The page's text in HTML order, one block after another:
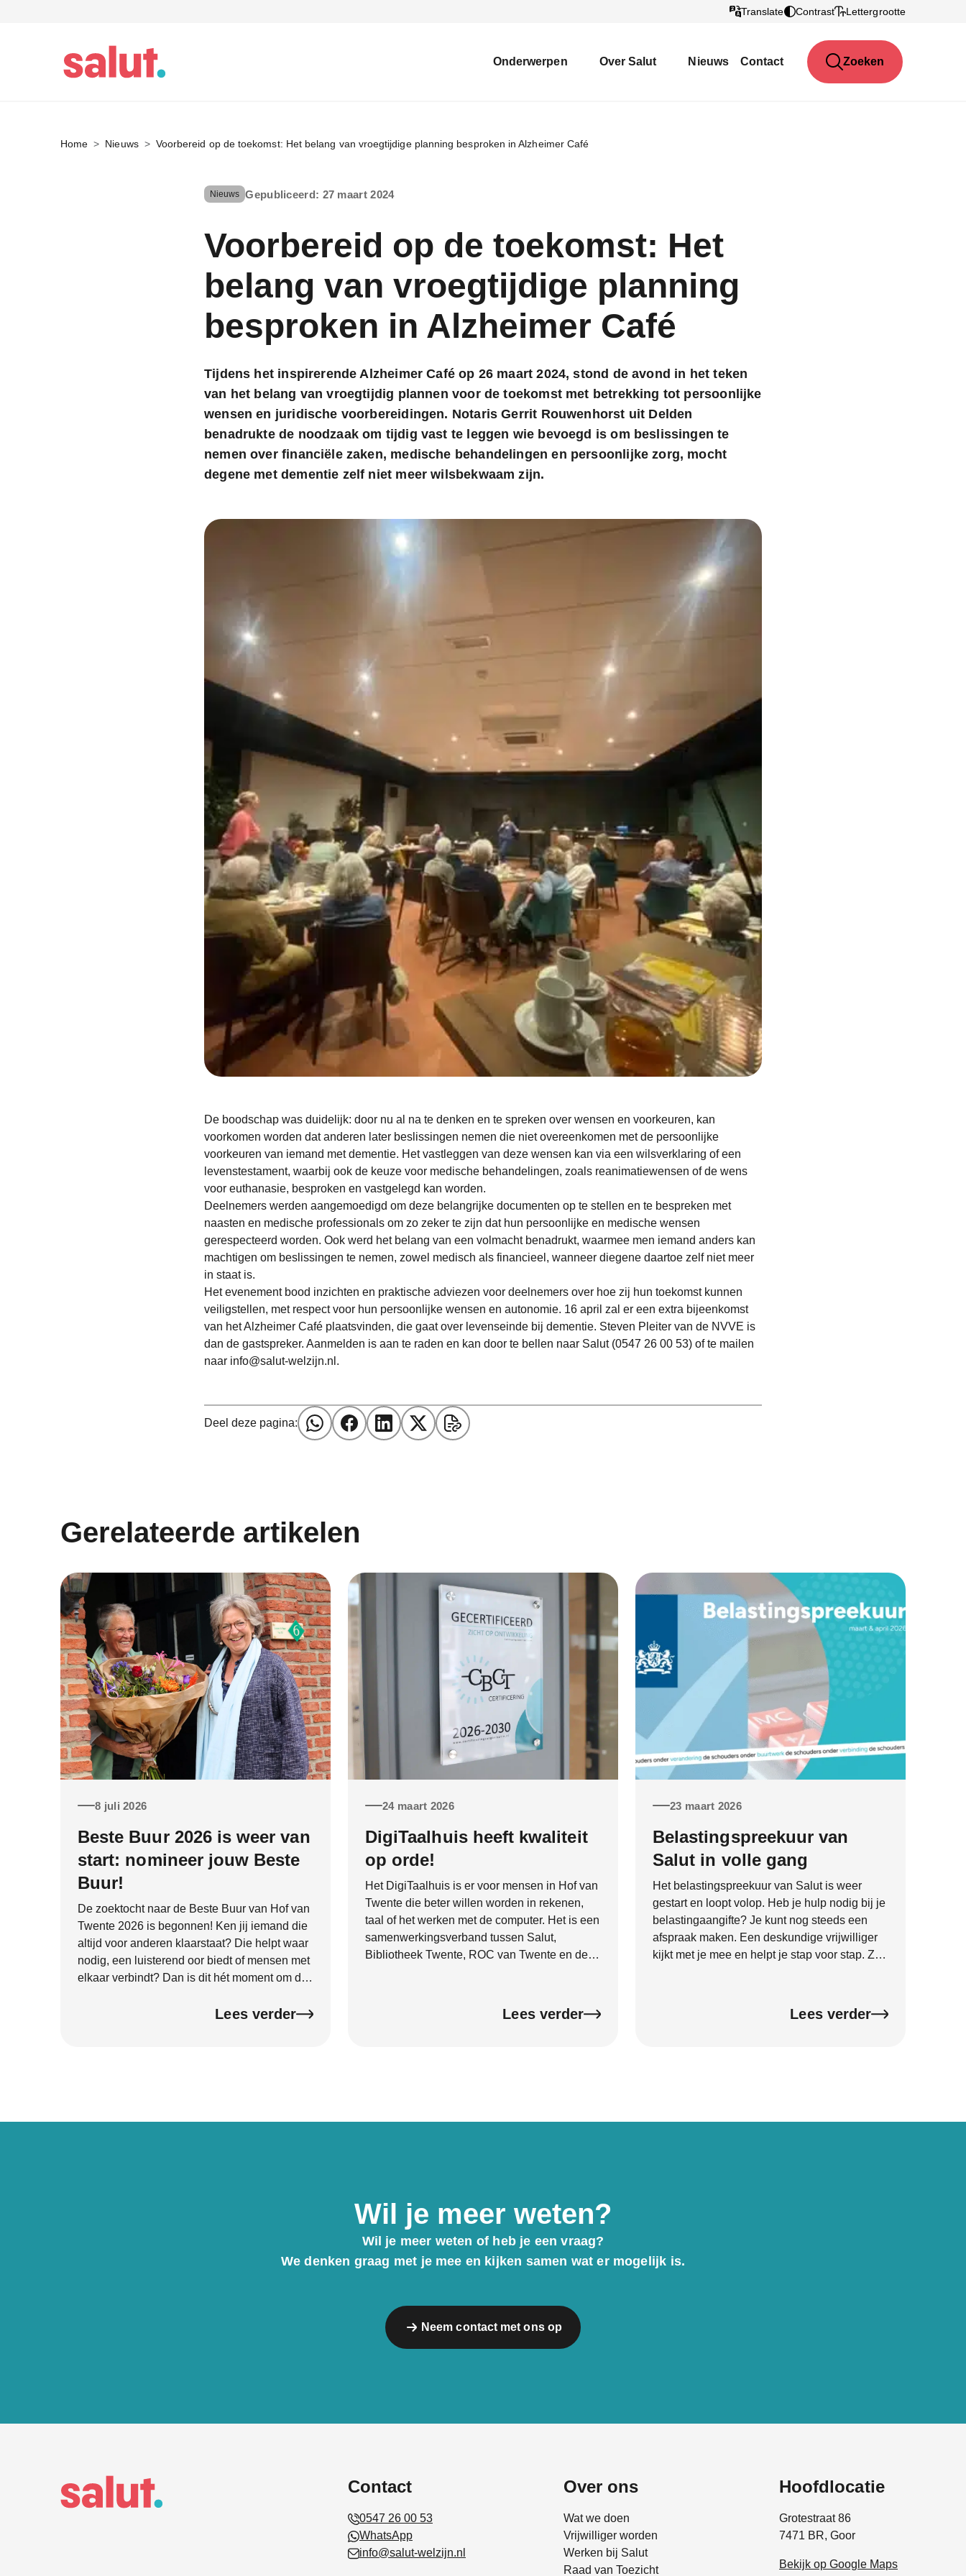
Translate Contrast Lettergrootte
Onderwerpen Over Salut Nieuws Contact Zoeken
Home Nieuws Voorbereid op de toekomst: Het belang van vroegtijdige planning besproken in Alzheimer Café
Nieuws Gepubliceerd: 27 maart 2024
Voorbereid op de toekomst: Het
belang van vroegtijdige planning
besproken in Alzheimer Café
Tijdens het inspirerende Alzheimer Café op 26 maart 2024, stond de avond in het teken
van het belang van vroegtijdig plannen voor de toekomst met betrekking tot persoonlijke
wensen en juridische voorbereidingen. Notaris Gerrit Rouwenhorst uit Delden
benadrukte de noodzaak om tijdig vast te leggen wie bevoegd is om beslissingen te
nemen over financiële zaken, medische behandelingen en persoonlijke zorg, mocht
degene met dementie zelf niet meer wilsbekwaam zijn.
De boodschap was duidelijk: door nu al na te denken en te spreken over wensen en voorkeuren, kan
voorkomen worden dat anderen later beslissingen nemen die niet overeenkomen met de persoonlijke
voorkeuren van iemand met dementie. Het vastleggen van deze wensen kan via een wilsverklaring of een
levenstestament, waarbij ook de keuze voor medische behandelingen, zoals reanimatiewensen of de wens
voor euthanasie, besproken en vastgelegd kan worden.
Deelnemers werden aangemoedigd om deze belangrijke documenten op te stellen en te bespreken met
naasten en medische professionals om zo zeker te zijn dat hun persoonlijke en medische wensen
gerespecteerd worden. Ook werd het belang van een volmacht benadrukt, waarmee men iemand anders kan
machtigen om beslissingen te nemen, zowel medisch als financieel, wanneer diegene daartoe zelf niet meer
in staat is.
Het evenement bood inzichten en praktische adviezen voor deelnemers over hoe zij hun toekomst kunnen
veiligstellen, met respect voor hun persoonlijke wensen en autonomie. 16 april zal er een extra bijeenkomst
van het Alzheimer Café plaatsvinden, die gaat over levenseinde bij dementie. Steven Pleiter van de NVVE is
dan de gastspreker. Aanmelden is aan te raden en kan door te bellen naar Salut (0547 26 00 53) of te mailen
naar info@salut-welzijn.nl.
Deel deze pagina:
Gerelateerde artikelen
8 juli 2026
Beste Buur 2026 is weer van
start: nomineer jouw Beste
Buur!
De zoektocht naar de Beste Buur van Hof van
Twente 2026 is begonnen! Ken jij iemand die
altijd voor anderen klaarstaat? Die helpt waar
nodig, een luisterend oor biedt of mensen met
elkaar verbindt? Dan is dit hét moment om die
zijn onmisbaar. Ze zorgen voor een […]
Lees verder
24 maart 2026
DigiTaalhuis heeft kwaliteit
op orde!
Het DigiTaalhuis is er voor mensen in Hof van
Twente die beter willen worden in rekenen,
taal of het werken met de computer. Het is een
samenwerkingsverband tussen Salut,
Bibliotheek Twente, ROC van Twente en de
kwaliteitscertificaat ontvangen van de
Lees verder
23 maart 2026
Belastingspreekuur van
Salut in volle gang
Het belastingspreekuur van Salut is weer
gestart en loopt volop. Heb je hulp nodig bij je
belastingaangifte? Je kunt nog steeds een
afspraak maken. Een deskundige vrijwilliger
kijkt met je mee en helpt je stap voor stap. Zo
Lees verder
Wil je meer weten?
Wil je meer weten of heb je een vraag?
We denken graag met je mee en kijken samen wat er mogelijk is.
Neem contact met ons op
Contact
0547 26 00 53
WhatsApp
info@salut-welzijn.nl
Over ons
Wat we doen
Vrijwilliger worden
Werken bij Salut
Raad van Toezicht
Hoofdlocatie
Grotestraat 86
7471 BR, Goor
Bekijk op Google Maps